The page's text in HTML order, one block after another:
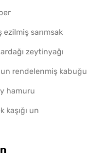
ezilmiş sarımsak
zeytinyağı
rendelenmiş
hamuru
kaşığı un